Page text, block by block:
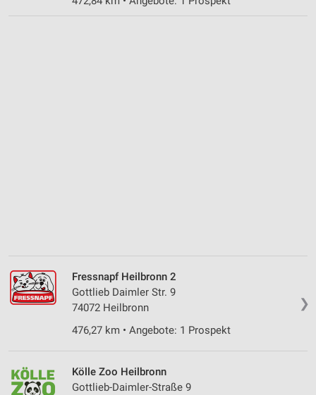
❯
Fressnapf Heilbronn 2
Gottlieb Daimler Str. 9
74072 Heilbronn
476,27 km • Angebote: 1 Prospekt
Kölle Zoo Heilbronn
Gottlieb-Daimler-Straße 9